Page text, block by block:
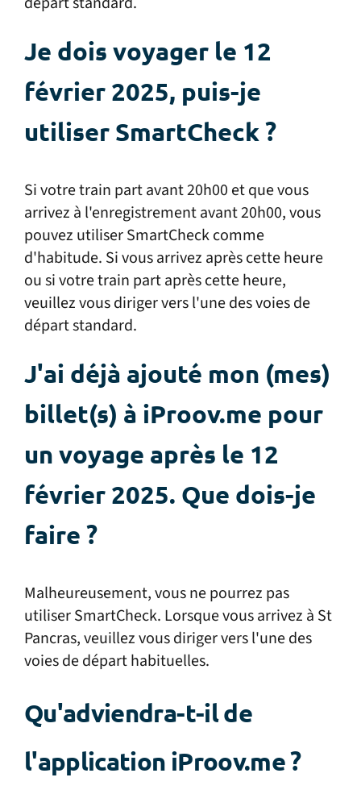
Je dois voyager le 12
février 2025, puis-je
utiliser SmartCheck ?
Si votre train part avant 20h00 et que vous
arrivez à l'enregistrement avant 20h00, vous
pouvez utiliser SmartCheck comme
d'habitude. Si vous arrivez après cette heure
ou si votre train part après cette heure,
veuillez vous diriger vers l'une des voies de
départ standard.
J'ai déjà ajouté mon (mes)
billet(s) à iProov.me pour
un voyage après le 12
février 2025. Que dois-je
faire ?
Malheureusement, vous ne pourrez pas
utiliser SmartCheck. Lorsque vous arrivez à St
Pancras, veuillez vous diriger vers l'une des
voies de départ habituelles.
Qu'adviendra-t-il de
l'application iProov.me ?